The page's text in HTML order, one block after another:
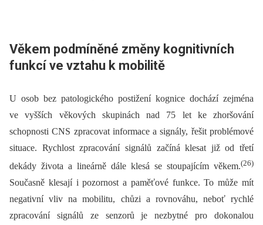
Věkem podmíněné změny kognitivních
funkcí ve vztahu k mobilitě
U osob bez patologického postižení kognice dochází zejména
ve vyšších věkových skupinách nad 75 let ke zhoršování
schopnosti CNS zpracovat informace a signály, řešit problémové
situace. Rychlost zpracování signálů začíná klesat již od třetí
dekády života a lineárně dále klesá se stoupajícím věkem.(26)
Současně klesají i pozornost a paměťové funkce. To může mít
negativní vliv na mobilitu, chůzi a rovnováhu, neboť rychlé
zpracování signálů ze senzorů je nezbytné pro dokonalou